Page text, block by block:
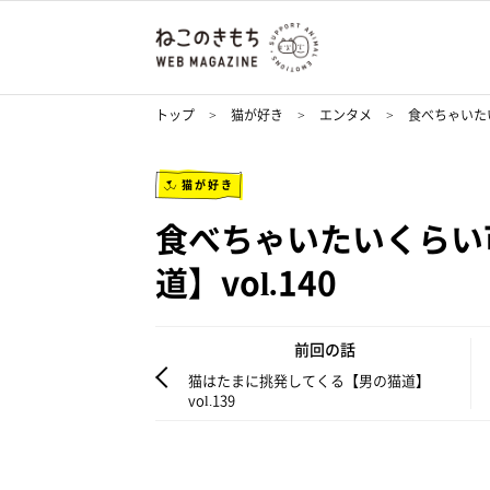
トップ 猫が好き エンタメ 食べちゃい
猫が好き
食べちゃいたいくら
道】vol.140
前回の話
猫はたまに挑発してくる【男の猫道】
vol.139